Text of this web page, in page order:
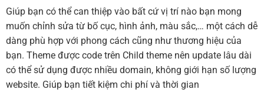
Giúp bạn có thể can thiệp vào bất cứ vị trí nào bạn mong
muốn chỉnh sửa từ bố cục, hình ảnh, màu sắc,… một cách dễ
dàng phù hợp với phong cách cũng như thương hiệu của
bạn. Theme được code trên Child theme nên update lâu dài
có thể sử dụng được nhiều domain, không giới hạn số lượng
website. Giúp bạn tiết kiệm chi phí và thời gian